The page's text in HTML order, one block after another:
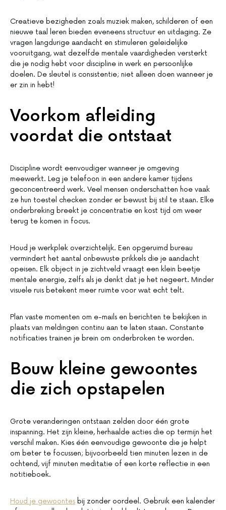
Creatieve bezigheden zoals muziek maken, schilderen of een
nieuwe taal leren bieden eveneens structuur en uitdaging. Ze
vragen langdurige aandacht en stimuleren geleidelijke
vooruitgang, wat dezelfde mentale vaardigheden versterkt
die je nodig hebt voor discipline in werk en persoonlijke
doelen. De sleutel is consistentie; niet alleen doen wanneer je
er zin in hebt!
Voorkom afleiding
voordat die ontstaat
Discipline wordt eenvoudiger wanneer je omgeving
meewerkt. Leg je telefoon in een andere kamer tijdens
geconcentreerd werk. Veel mensen onderschatten hoe vaak
ze hun toestel checken zonder er bewust bij stil te staan. Elke
onderbreking breekt je concentratie en kost tijd om weer
terug te komen in focus.
Houd je werkplek overzichtelijk. Een opgeruimd bureau
vermindert het aantal onbewuste prikkels die je aandacht
opeisen. Elk object in je zichtveld vraagt een klein beetje
mentale energie, zelfs als je denkt dat je het negeert. Minder
visuele ruis betekent meer ruimte voor wat echt telt.
Plan vaste momenten om e-mails en berichten te bekijken in
plaats van meldingen continu aan te laten staan. Constante
notificaties trainen je brein om onderbroken te worden.
Bouw kleine gewoontes
die zich opstapelen
Grote veranderingen ontstaan zelden door één grote
inspanning. Het zijn kleine, herhaalde acties die op termijn het
verschil maken. Kies één eenvoudige gewoonte die je helpt
om beter te focussen; bijvoorbeeld tien minuten lezen in de
ochtend, vijf minuten meditatie of een korte reflectie in een
notitieboek.
Houd je gewoontes bij zonder oordeel. Gebruik een kalender